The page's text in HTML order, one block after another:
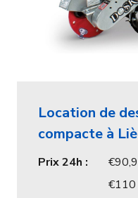
Location de
compacte à
Prix 24h :
110